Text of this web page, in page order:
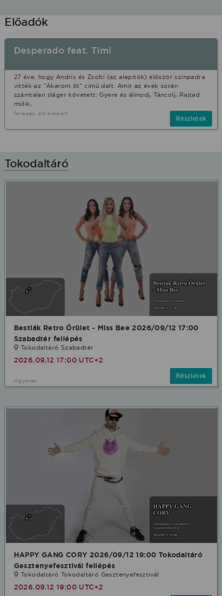
Előadók
Desperado feat. Timi
27 éve, hogy Andris és Zsolti (az alapítók) először színpadra
vitték az "Akarom őt" című dalt. Amit az évek során
számtalan sláger követett: Gyere és álmodj, Táncolj, Rajtad
múlik,
fellépés, élő koncert
Részletek
Tokodaltáró
Bestiák Retro Őrület - Miss Bee 2026/09/12 17:00
Szabadtér fellépés
Tokodaltáró Szabadtér
2026.09.12 17:00 UTC+2
Ingyenes
Részletek
HAPPY GANG CORY 2026/09/12 19:00 Tokodaltáró
Gesztenyefesztivál fellépés
Tokodaltáró Tokodaltáró Gesztenyefesztivál
2026.09.12 19:00 UTC+2